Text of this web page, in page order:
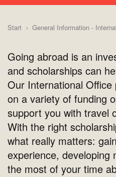
Start General Information -
Going abroad is an
and scholarships can
Our International
on a variety of funding
support you with travel
With the right
what really matters:
experience, developing
the most of your time